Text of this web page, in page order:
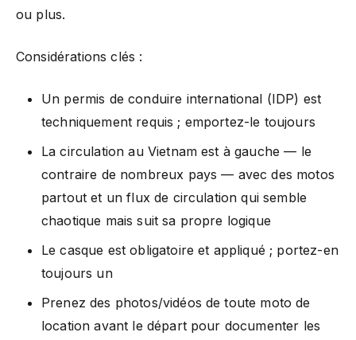
ou plus.
Considérations clés :
Un permis de conduire international (IDP) est
techniquement requis ; emportez-le toujours
La circulation au Vietnam est à gauche — le
contraire de nombreux pays — avec des motos
partout et un flux de circulation qui semble
chaotique mais suit sa propre logique
Le casque est obligatoire et appliqué ; portez-en
toujours un
Prenez des photos/vidéos de toute moto de
location avant le départ pour documenter les